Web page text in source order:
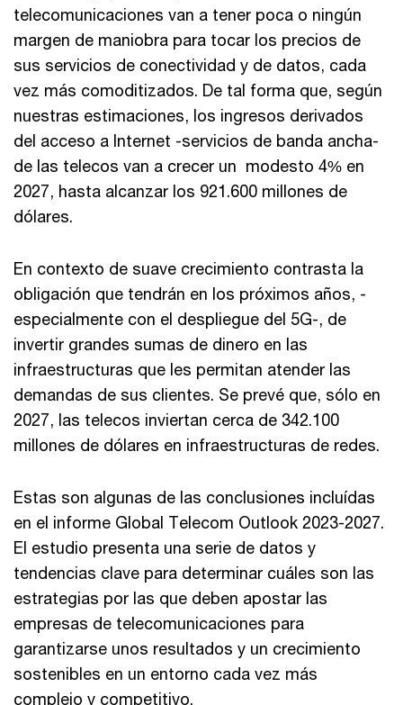
telecomunicaciones van a tener poca o ningún
margen de maniobra para tocar los precios de
sus servicios de conectividad y de datos, cada
vez más comoditizados. De tal forma que, según
nuestras estimaciones, los ingresos derivados
del acceso a Internet -servicios de banda ancha-
de las telecos van a crecer un modesto 4% en
2027, hasta alcanzar los 921.600 millones de
dólares.
En contexto de suave crecimiento contrasta la
obligación que tendrán en los próximos años, -
especialmente con el despliegue del 5G-, de
invertir grandes sumas de dinero en las
infraestructuras que les permitan atender las
demandas de sus clientes. Se prevé que, sólo en
2027, las telecos inviertan cerca de 342.100
millones de dólares en infraestructuras de redes.
Estas son algunas de las conclusiones incluídas
en el informe Global Telecom Outlook 2023-2027.
El estudio presenta una serie de datos y
tendencias clave para determinar cuáles son las
estrategias por las que deben apostar las
empresas de telecomunicaciones para
garantizarse unos resultados y un crecimiento
sostenibles en un entorno cada vez más
complejo y competitivo.